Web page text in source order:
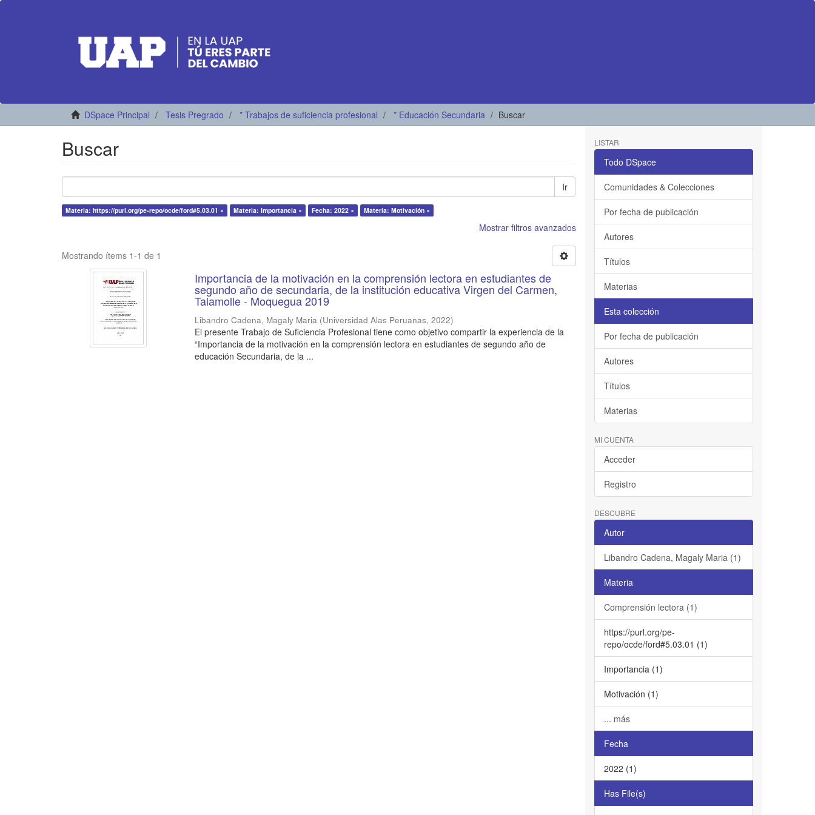
DSpace Principal Tesis Pregrado * Trabajos de suficiencia profesional * Educación Secundaria Buscar
Buscar
Ir
Materia: https://purl.org/pe-repo/ocde/ford#5.03.01 × Materia: Importancia × Fecha: 2022 × Materia: Motivación ×
Mostrar filtros avanzados
Mostrando ítems 1-1 de 1
Importancia de la motivación en la comprensión lectora en estudiantes de
segundo año de secundaria, de la institución educativa Virgen del Carmen,
Talamolle - Moquegua 2019
Libandro Cadena, Magaly Maria (Universidad Alas Peruanas,2022)
El presente Trabajo de Suficiencia Profesional tiene como objetivo compartir la experiencia de la
“Importancia de la motivación en la comprensión lectora en estudiantes de segundo año de
educación Secundaria, de la ...
LISTAR
Todo DSpace
Comunidades & Colecciones
Por fecha de publicación
Autores
Títulos
Materias
Esta colección
Por fecha de publicación
Autores
Títulos
Materias
MI CUENTA
Acceder
Registro
DESCUBRE
Autor
Libandro Cadena, Magaly Maria (1)
Materia
Comprensión lectora (1)
https://purl.org/pe-
repo/ocde/ford#5.03.01 (1)
Importancia (1)
Motivación (1)
... más
Fecha
2022 (1)
Has File(s)